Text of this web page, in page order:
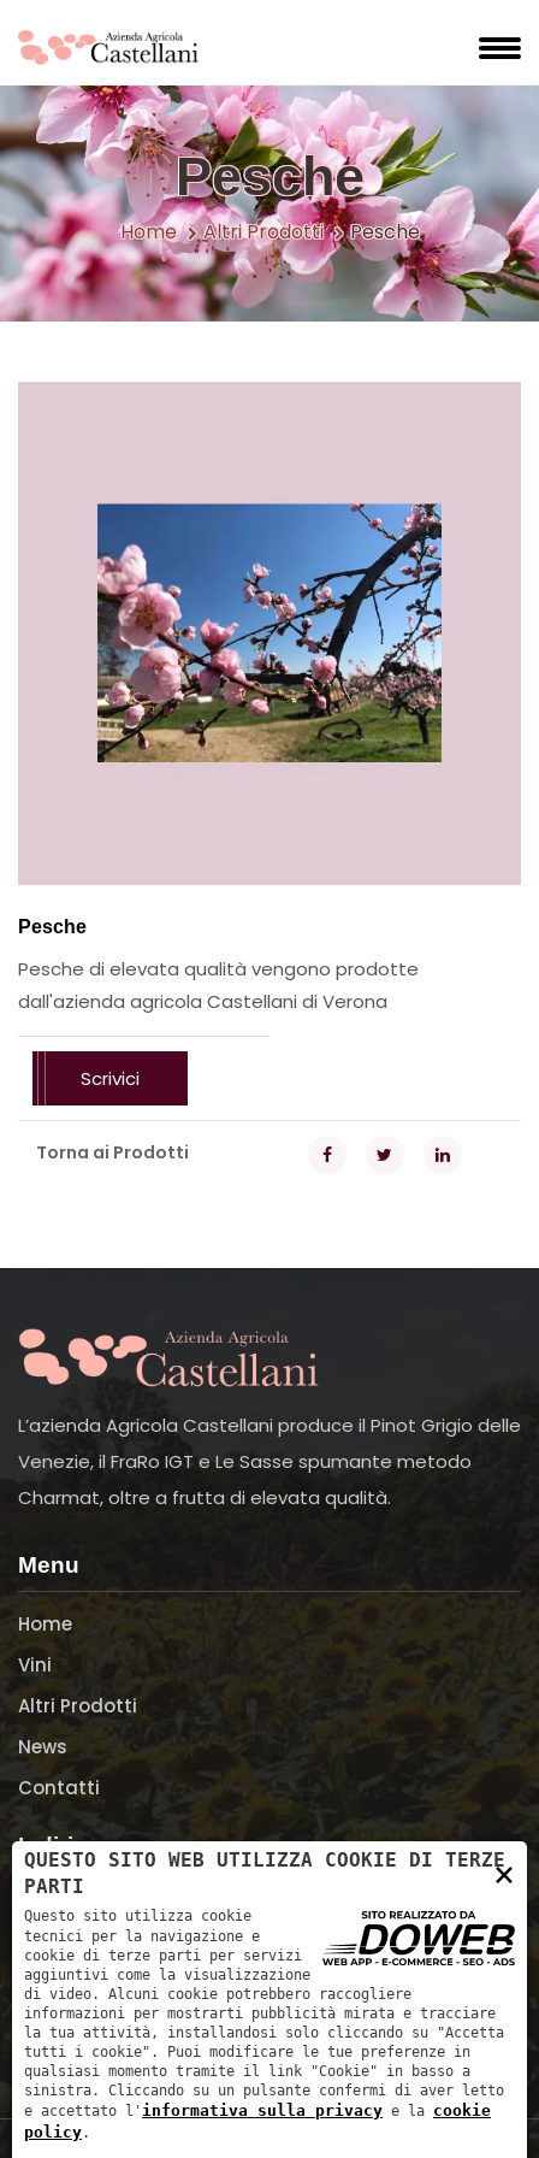
Pesche
Home Altri Prodotti Pesche
Pesche
Pesche di elevata qualità vengono prodotte
dall'azienda agricola Castellani di Verona
Scrivici
Torna ai Prodotti
L’azienda Agricola Castellani produce il Pinot Grigio delle
Venezie, il FraRo IGT e Le Sasse spumante metodo
Charmat, oltre a frutta di elevata qualità.
Menu
Home
Vini
Altri Prodotti
News
Contatti
Indirizzo
Via Sasse, 6, 37132 Verona VR
+39 045 972 972
info@aziendaagricolacastellani.it
×
QUESTO SITO WEB UTILIZZA COOKIE DI TERZE
PARTI
Questo sito utilizza cookie
tecnici per la navigazione e
cookie di terze parti per servizi
aggiuntivi come la visualizzazione
di video. Alcuni cookie potrebbero raccogliere
informazioni per mostrarti pubblicità mirata e tracciare
la tua attività, installandosi solo cliccando su "Accetta
tutti i cookie". Puoi modificare le tue preferenze in
qualsiasi momento tramite il link "Cookie" in basso a
sinistra. Cliccando su un pulsante confermi di aver letto
e accettato l' informativa sulla privacy e la cookie
policy.